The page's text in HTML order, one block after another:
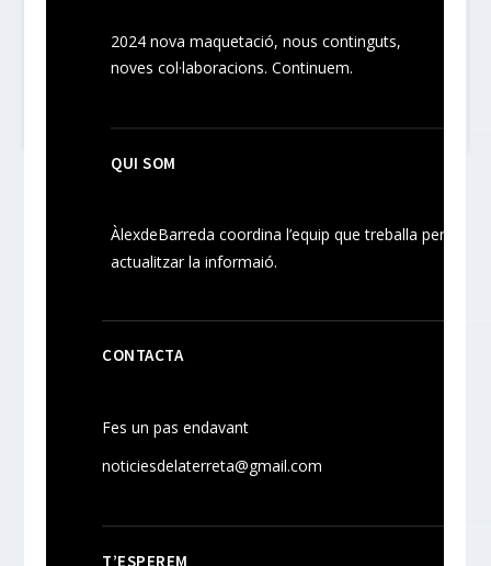
2024nova maquetació, nouscontinguts,
novescol·laboracions. Continuem.
QUI SOM
ÀlexdeBarreda coordina l’equip que treballa per
actualitzar la informaió.
CONTACTA
Fes un pas endavant
noticiesdelaterreta@gmail.com
T’ESPEREM